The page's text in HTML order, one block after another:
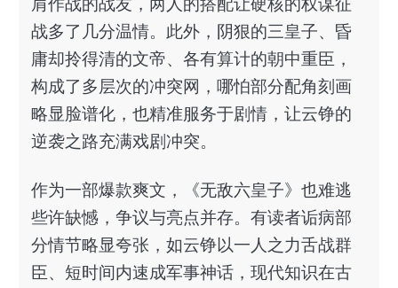
战多了几分温情。此外，阴狠的三皇子、昏
庸却拎得清的文帝、各有算计的朝中重臣，
构成了多层次的冲突网，哪怕部分配角刻画
略显脸谱化，也精准服务于剧情，让云铮的
逆袭之路充满戏剧冲突。
作为一部爆款爽文，《无敌六皇子》也难逃
些许缺憾，争议与亮点并存。有读者诟病部
分情节略显夸张，如云铮以一人之力舌战群
臣、短时间内速成军事神话，现代知识在古